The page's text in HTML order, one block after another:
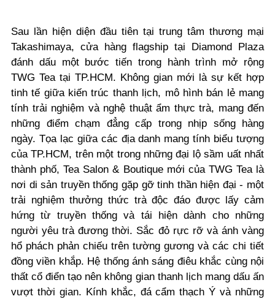
Sau lần hiện diện đầu tiên tại trung tâm thương mại
Takashimaya, cửa hàng flagship tại Diamond Plaza
đánh dấu một bước tiến trong hành trình mở rộng
TWG Tea tại TP.HCM. Không gian mới là sự kết hợp
tinh tế giữa kiến trúc thanh lịch, mô hình bán lẻ mang
tính trải nghiệm và nghệ thuật ẩm thực trà, mang đến
những điểm chạm đẳng cấp trong nhịp sống hàng
ngày. Tọa lạc giữa các địa danh mang tính biểu tượng
của TP.HCM, trên một trong những đại lộ sầm uất nhất
thành phố, Tea Salon & Boutique mới của TWG Tea là
nơi di sản truyền thống gặp gỡ tinh thần hiện đại - một
trải nghiệm thưởng thức trà độc đáo được lấy cảm
hứng từ truyền thống và tái hiện dành cho những
người yêu trà đương thời. Sắc đỏ rực rỡ và ánh vàng
hổ phách phản chiếu trên tường gương và các chi tiết
đồng viền khắp. Hệ thống ánh sáng điêu khắc cùng nội
thất cổ điển tạo nên không gian thanh lịch mang dấu ấn
vượt thời gian. Kính khắc, đá cẩm thạch Ý và những